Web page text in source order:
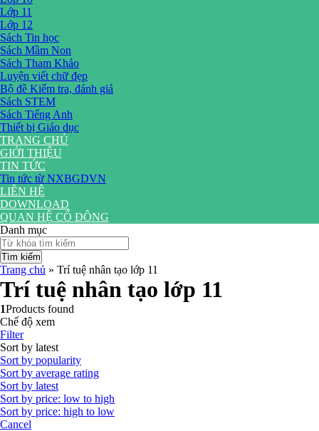
Lớp 11
Lớp 12
Sách Tin học
Sách Mầm Non
Sách Tham Khảo
Luyện viết chữ đẹp
Bộ đề Kiểm tra, đánh giá
Sách STEM
Sách Tiếng Anh
Thiết bị Giáo dục
TRANG CHỦ
GIỚI THIỆU
TIN TỨC
Tin tức từ NXBGDVN
LIÊN HỆ
DOWNLOAD
QUAN HỆ CỔ ĐÔNG
Danh mục
Tìm kiếm
Trang chủ » Trí tuệ nhân tạo lớp 11
Trí tuệ nhân tạo lớp 11
1Products found
Chế độ xem
Filter
Sort by latest
Sort by popularity
Sort by average rating
Sort by latest
Sort by price: low to high
Sort by price: high to low
Cancel